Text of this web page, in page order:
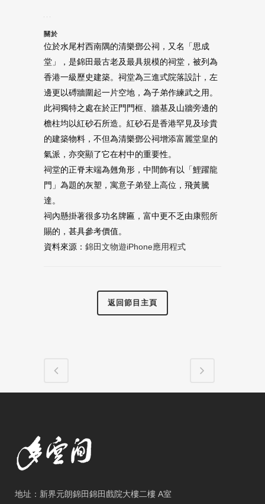
關於
位於水尾村西南隅的清樂鄧公祠，又名「思成
堂」，是錦田最古老及最具規模的祠堂，被列為
香港一級歷史建築。祠堂為三進式院落設計，左
邊更以磗牆圍起一片空地，為子弟作練武之用。
此祠獨特之處在於正門門框、牆基及山牆旁邊的
檐柱均以紅砂石所造。紅砂石是香港罕見及珍貴
的建築物料，不但為清樂鄧公祠增添富麗堂皇的
氣派，亦突顯了它在村中的重要性。
祠堂的正脊末端為翹角形，中間飾有以「鯉躍龍
門」為題的灰塑，寓意子弟登上高位，飛黃騰
達。
祠內懸掛著很多功名牌匾，富中更不乏由康熙所
賜的，甚具參考價值。
資料來源： 錦田文物遊iPhone應用程式
返回節目主頁
地址：新界元朗錦田錦田戲院大樓二樓 A室